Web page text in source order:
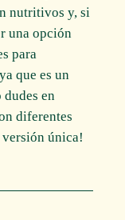
nutritivos y, si
una opción
para
que es un
dudes en
diferentes
única!